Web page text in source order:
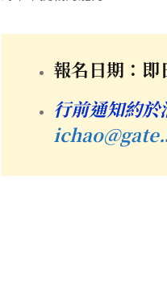
報名日期：即
行前通知約